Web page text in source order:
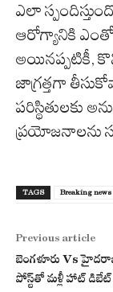
ఎలా
ఆరోగ్యానికి
అయినప్పటికీ,
జాగ్రత్తగా
పరిస్థితులకు
ప్రయోజనాలను
TAGS Breaking news
Previous article
బెంగళూరు Vs
పోస్ట్‌తో మళ్లీ హాట్